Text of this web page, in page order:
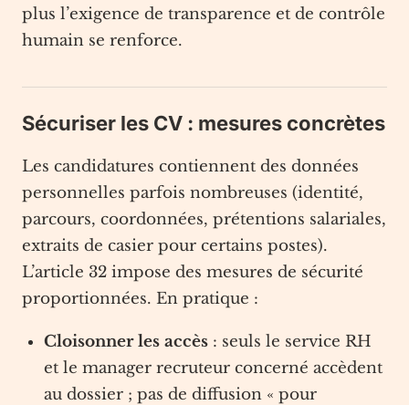
plus l’exigence de transparence et de contrôle
humain se renforce.
Sécuriser les CV : mesures concrètes
Les candidatures contiennent des données
personnelles parfois nombreuses (identité,
parcours, coordonnées, prétentions salariales,
extraits de casier pour certains postes).
L’article 32 impose des mesures de sécurité
proportionnées. En pratique :
Cloisonner les accès : seuls le service RH
et le manager recruteur concerné accèdent
au dossier ; pas de diffusion « pour